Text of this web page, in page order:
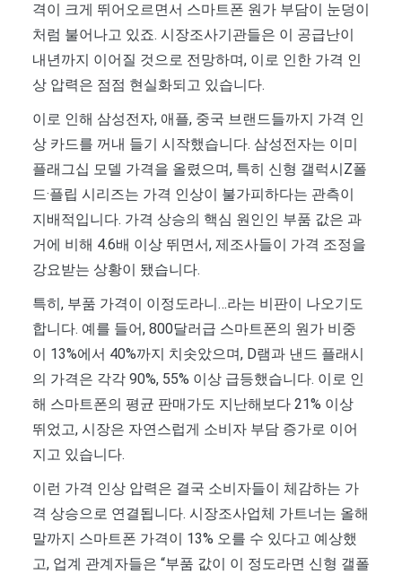
격이 크게 뛰어오르면서 스마트폰 원가 부담이 눈덩이
처럼 불어나고 있죠. 시장조사기관들은 이 공급난이
내년까지 이어질 것으로 전망하며, 이로 인한 가격 인
상 압력은 점점 현실화되고 있습니다.
이로 인해 삼성전자, 애플, 중국 브랜드들까지 가격 인
상 카드를 꺼내 들기 시작했습니다. 삼성전자는 이미
플래그십 모델 가격을 올렸으며, 특히 신형 갤럭시Z폴
드·플립 시리즈는 가격 인상이 불가피하다는 관측이
지배적입니다. 가격 상승의 핵심 원인인 부품 값은 과
거에 비해 4.6배 이상 뛰면서, 제조사들이 가격 조정을
강요받는 상황이 됐습니다.
특히, 부품 가격이 이정도라니…라는 비판이 나오기도
합니다. 예를 들어, 800달러급 스마트폰의 원가 비중
이 13%에서 40%까지 치솟았으며, D램과 낸드 플래시
의 가격은 각각 90%, 55% 이상 급등했습니다. 이로 인
해 스마트폰의 평균 판매가도 지난해보다 21% 이상
뛰었고, 시장은 자연스럽게 소비자 부담 증가로 이어
지고 있습니다.
이런 가격 인상 압력은 결국 소비자들이 체감하는 가
격 상승으로 연결됩니다. 시장조사업체 가트너는 올해
말까지 스마트폰 가격이 13% 오를 수 있다고 예상했
고, 업계 관계자들은 “부품 값이 이 정도라면 신형 갤폴